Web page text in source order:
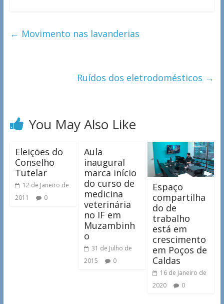
← Movimento nas lavanderias
Ruídos dos eletrodomésticos →
You May Also Like
Eleições do
Conselho
Tutelar
12 de Janeiro de
2011
0
Aula
inaugural
marca início
do curso de
medicina
veterinária
no IF em
Muzambinh
o
31 de Julho de
2015
0
Espaço
compartilha
do de
trabalho
está em
crescimento
em Poços de
Caldas
16 de Janeiro de
2020
0